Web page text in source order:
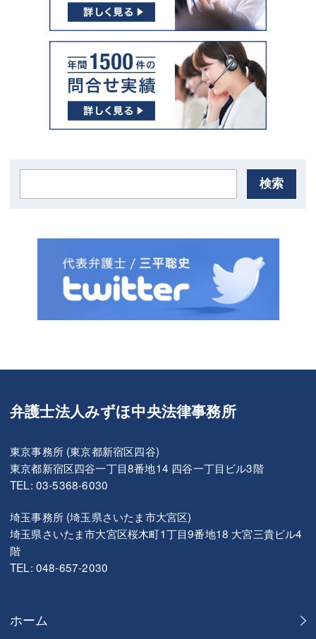
検索
弁護士法人みずほ中央法律事務所
東京事務所 (東京都新宿区四谷)
東京都新宿区四谷一丁目8番地14 四谷一丁目ビル3階
TEL: 03-5368-6030
埼玉事務所 (埼玉県さいたま市大宮区)
埼玉県さいたま市大宮区桜木町1丁目9番地18 大宮三貴ビル4
階
TEL: 048-657-2030
ホーム